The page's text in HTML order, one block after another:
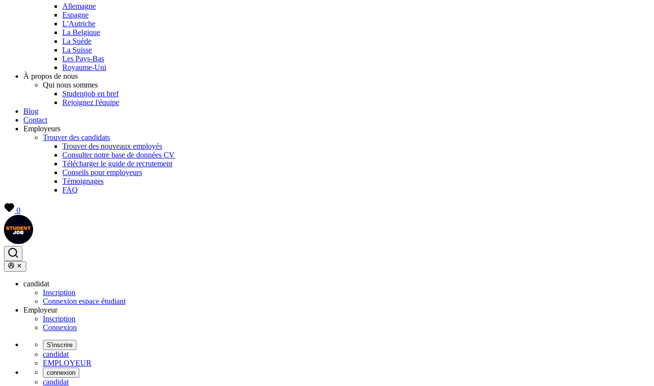
Allemagne
Espagne
L'Autriche
La Belgique
La Suède
La Suisse
Les Pays-Bas
Royaume-Uni
À propos de nous
Qui nous sommes
Studentjob en bref
Rejoignez l'équipe
Blog
Contact
Employeurs
Trouver des candidats
Trouver des nouveaux employés
Consulter notre base de données CV
Télécharger le guide de recrutement
Conseils pour employeurs
Témoignages
FAQ
0
candidat
Inscription
Connexion espace étudiant
Employeur
Inscription
Connexion
S'inscrire
candidat
EMPLOYEUR
connexion
candidat